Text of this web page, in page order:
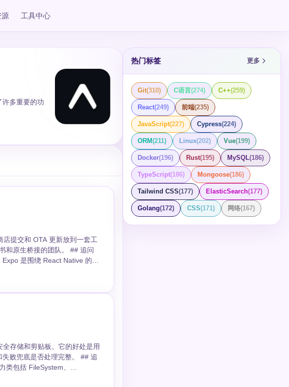
源 工具中心
多重要的功
提交和 OTA 更新放到一套工
桥接的团队。 ## 追问
是围绕 React Native 的
存储和剪贴板。它的好处是用
底是否处理完整。 ## 追
包括 FileSystem、
热门标签 更多
Git(310) C语言(274) C++(259)
React(249) 前端(235)
JavaScript(227) Cypress(224)
ORM(211) Linux(202) Vue(199)
Docker(196) Rust(195) MySQL(186)
TypeScript(186) Mongoose(186)
Tailwind CSS(177) ElasticSearch(177)
Golang(172) CSS(171) 网络(167)